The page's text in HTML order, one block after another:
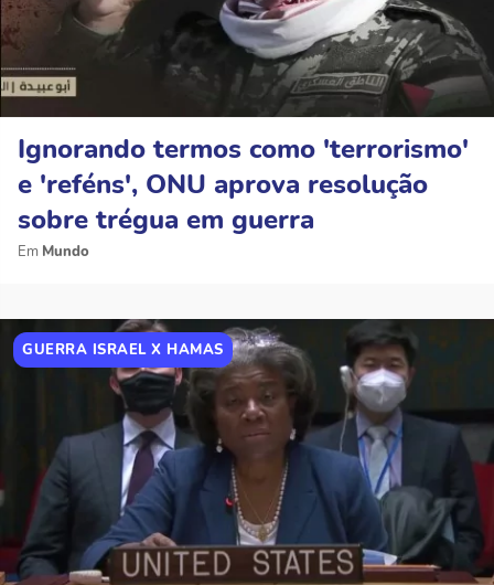
Ignorando termos como 'terrorismo'
e 'reféns', ONU aprova resolução
sobre trégua em guerra
Mundo
GUERRA ISRAEL X HAMAS